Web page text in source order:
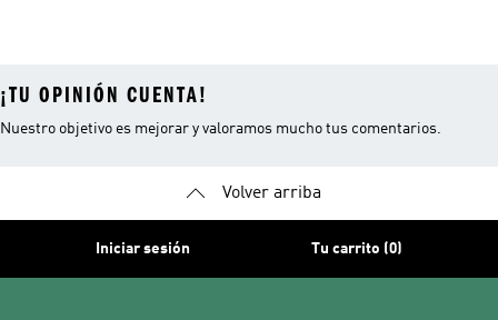
¡TU OPINIÓN CUENTA!
Nuestro objetivo es mejorar y valoramos mucho tus comentarios.
Volver arriba
Iniciar sesión Tu carrito (0)